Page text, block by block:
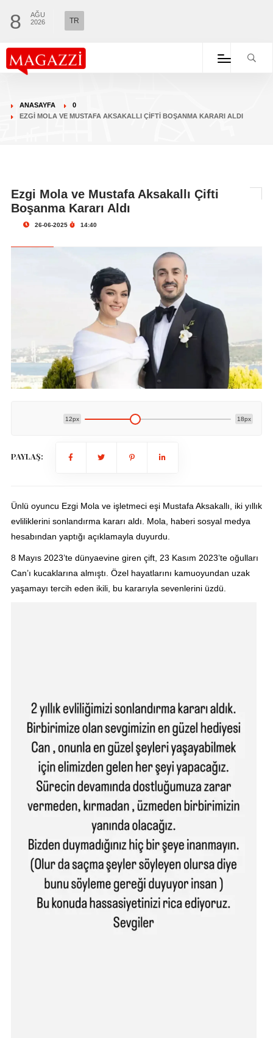
8
AĞU
2026
TR
ANASAYFA
0
EZGI MOLA VE MUSTAFA AKSAKALLI ÇIFTI BOŞANMA KARARI ALDI
Ezgi Mola ve Mustafa Aksakallı Çifti
Boşanma Kararı Aldı
26-06-2025 14:40
12px 18px
PAYLAŞ:
Ünlü oyuncu Ezgi Mola ve işletmeci eşi Mustafa Aksakallı, iki yıllık
evliliklerini sonlandırma kararı aldı. Mola, haberi sosyal medya
hesabından yaptığı açıklamayla duyurdu.
8 Mayıs 2023’te dünyaevine giren çift, 23 Kasım 2023’te oğulları
Can’ı kucaklarına almıştı. Özel hayatlarını kamuoyundan uzak
yaşamayı tercih eden ikili, bu kararıyla sevenlerini üzdü.